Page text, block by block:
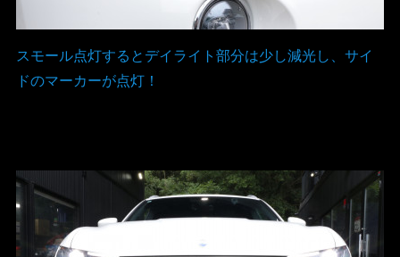
スモール点灯するとデイライト部分は少し減光し、サイ
ドのマーカーが点灯！